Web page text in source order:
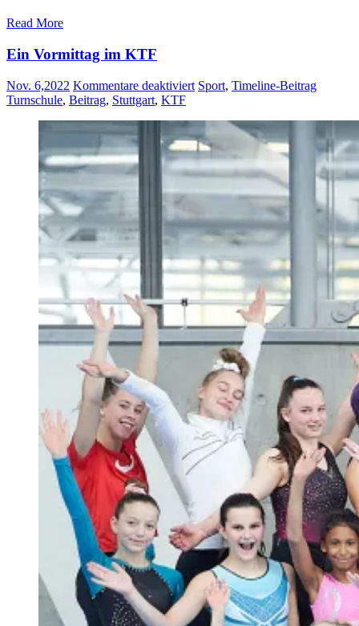
Read More
Ein Vormittag im KTF
Nov. 6,2022 Kommentare deaktiviertfür
KTF
Sport, Timeline-Beitrag
Turnschule, Beitrag, Stuttgart, KTF